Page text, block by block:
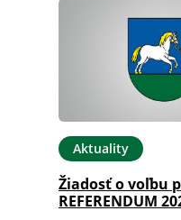
Aktuality
Žiadosť o voľbu
REFERENDUM